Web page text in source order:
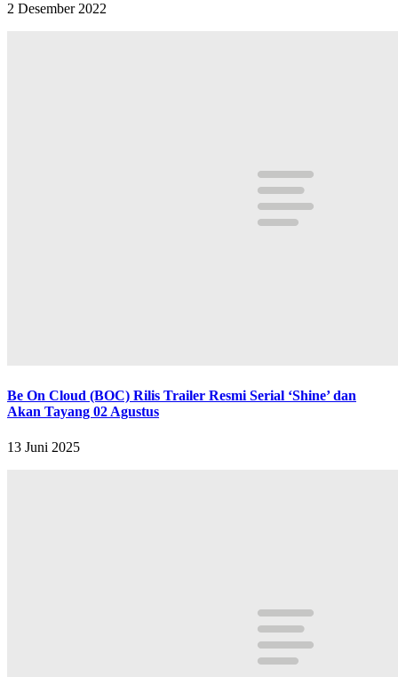
2 Desember 2022
Be On Cloud (BOC) Rilis Trailer Resmi Serial ‘Shine’ dan
Akan Tayang 02 Agustus
13 Juni 2025